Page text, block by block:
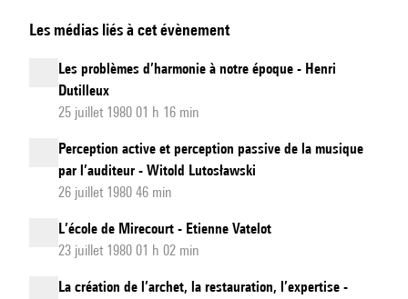
Les médias liés à cet évènement
Les problèmes d’harmonie à notre époque - Henri
Dutilleux
25 juillet 1980 01 h 16 min
Perception active et perception passive de la musique
par l’auditeur - Witold Lutosławski
26 juillet 1980 46 min
L’école de Mirecourt - Etienne Vatelot
23 juillet 1980 01 h 02 min
La création de l’archet, la restauration, l’expertise -